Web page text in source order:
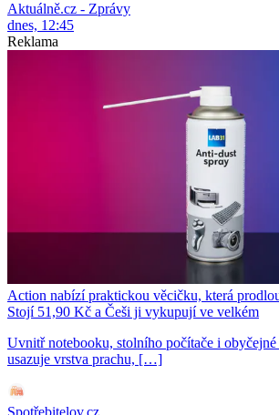
Aktuálně.cz - Zprávy
dnes, 12:45
Reklama
Action nabízí praktickou věcičku, která
Stojí 51,90 Kč a Češi ji vykupují ve velkém
Uvnitř notebooku, stolního počítače i
usazuje vrstva prachu, […]
Spotřebitelov.cz